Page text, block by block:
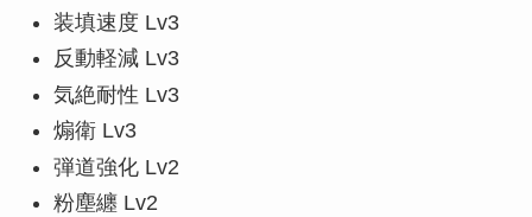
装填速度 Lv3
反動軽減 Lv3
気絶耐性 Lv3
煽衛 Lv3
弾道強化 Lv2
粉塵纏 Lv2